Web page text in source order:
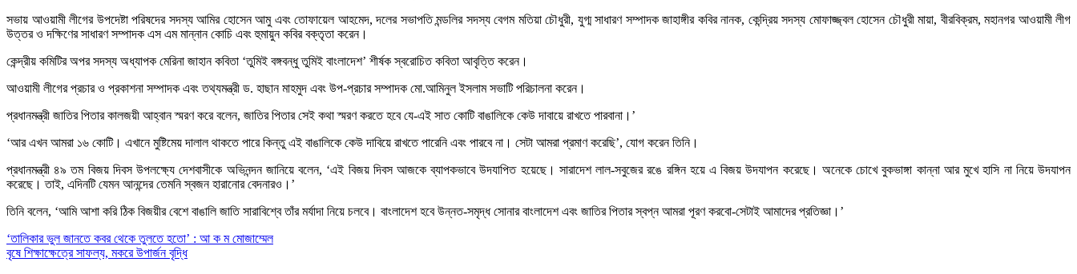
সভায় আওয়ামী লীগের উপদেষ্টা পরিষদের সদস্য আমির হোসেন আমু এবং তোফায়েল আহমেদ, দলের সভাপতি মন্ডলির সদস্য বেগম মতিয়া চৌধুরী, যুগ্ম সাধারণ সম্পাদক জাহাঙ্গীর কবির নানক, কেন্দ্রিয় সদস্য মোফাজ্জ্বল হোসেন চৌধুরী মায়া, বীরবিক্রম, মহানগর আওয়ামী লীগ
উত্তর ও দক্ষিণের সাধারণ সম্পাদক এস এম মান্নান কোচি এবং হুমায়ুন কবির বক্তৃতা করেন।
কেন্দ্রীয় কমিটির অপর সদস্য অধ্যাপক মেরিনা জাহান কবিতা ‘তুমিই বঙ্গবন্ধু তুমিই বাংলাদেশ’ শীর্ষক স্বরোচিত কবিতা আবৃত্তি করেন।
আওয়ামী লীগের প্রচার ও প্রকাশনা সম্পাদক এবং তথ্যমন্ত্রী ড. হাছান মাহমুদ এবং উপ-প্রচার সম্পাদক মো.আমিনুল ইসলাম সভাটি পরিচালনা করেন।
প্রধানমন্ত্রী জাতির পিতার কালজয়ী আহ্বান স্মরণ করে বলেন, জাতির পিতার সেই কথা স্মরণ করতে হবে যে-এই সাত কোটি বাঙালিকে কেউ দাবায়ে রাখতে পারবানা।’
‘আর এখন আমরা ১৬ কোটি। এখানে মুষ্টিমেয় দালাল থাকতে পারে কিন্তু এই বাঙালিকে কেউ দাবিয়ে রাখতে পারেনি এবং পারবে না। সেটা আমরা প্রমাণ করেছি’, যোগ করেন তিনি।
প্রধানমন্ত্রী ৪৯ তম বিজয় দিবস উপলক্ষ্যে দেশবাসীকে অভিনন্দন জানিয়ে বলেন, ‘এই বিজয় দিবস আজকে ব্যাপকভাবে উদযাপিত হয়েছে। সারাদেশ লাল-সবুজের রঙে রঙ্গিন হয়ে এ বিজয় উদযাপন করেছে। অনেকে চোখে বুকভাঙ্গা কান্না আর মুখে হাসি না নিয়ে উদযাপন
করেছে। তাই, এদিনটি যেমন আনন্দের তেমনি স্বজন হারানোর বেদনারও।’
তিনি বলেন, ‘আমি আশা করি ঠিক বিজয়ীর বেশে বাঙালি জাতি সারাবিশ্বে তাঁর মর্যাদা নিয়ে চলবে। বাংলাদেশ হবে উন্নত-সমৃদ্ধ সোনার বাংলাদেশ এবং জাতির পিতার স্বপ্ন আমরা পূরণ করবো-সেটাই আমাদের প্রতিজ্ঞা।’
Post
navigation
‘তালিকার ভুল জানতে কবর থেকে তুলতে হতো’ : আ ক ম মোজাম্মেল
বৃষে শিক্ষাক্ষেত্রে সাফল্য, মকরে উপার্জন বৃদ্ধি